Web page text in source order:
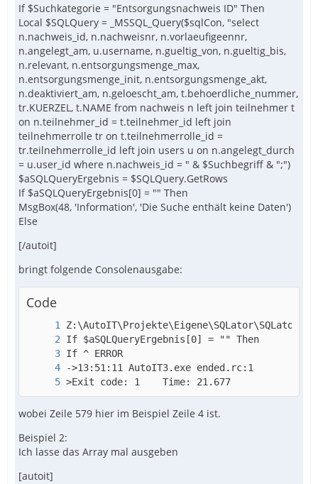
If $Suchkategorie = "Entsorgungsnachweis ID" Then
Local $SQLQuery = _MSSQL_Query($sqlCon, "select
n.nachweis_id, n.nachweisnr, n.vorlaeufigeennr,
n.angelegt_am, u.username, n.gueltig_von, n.gueltig_bis,
n.relevant, n.entsorgungsmenge_max,
n.entsorgungsmenge_init, n.entsorgungsmenge_akt,
n.deaktiviert_am, n.geloescht_am, t.behoerdliche_nummer,
tr.KUERZEL, t.NAME from nachweis n left join teilnehmer t
on n.teilnehmer_id = t.teilnehmer_id left join
teilnehmerrolle tr on t.teilnehmerrolle_id =
tr.teilnehmerrolle_id left join users u on n.angelegt_durch
= u.user_id where n.nachweis_id = " & $Suchbegriff & ";")
$aSQLQueryErgebnis = $SQLQuery.GetRows
If $aSQLQueryErgebnis[0] = "" Then
MsgBox(48, 'Information', 'Die Suche enthält keine Daten')
Else
[/autoit]
bringt folgende Consolenausgabe:
Code
>Exit code: 1    Time: 21.677
wobei Zeile 579 hier im Beispiel Zeile 4 ist.
Beispiel 2:
Ich lasse das Array mal ausgeben
[autoit]